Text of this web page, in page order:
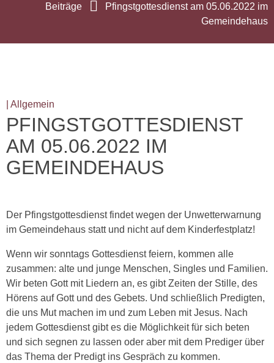
Beiträge
Pfingstgottesdienst am 05.06.2022 im
Gemeindehaus
| Allgemein
PFINGSTGOTTESDIENST
AM 05.06.2022 IM
GEMEINDEHAUS
Der Pfingstgottesdienst findet wegen der Unwetterwarnung
im Gemeindehaus statt und nicht auf dem Kinderfestplatz!
Wenn wir sonntags Gottesdienst feiern, kommen alle
zusammen: alte und junge Menschen, Singles und Familien.
Wir beten Gott mit Liedern an, es gibt Zeiten der Stille, des
Hörens auf Gott und des Gebets. Und schließlich Predigten,
die uns Mut machen im und zum Leben mit Jesus. Nach
jedem Gottesdienst gibt es die Möglichkeit für sich beten
und sich segnen zu lassen oder aber mit dem Prediger über
das Thema der Predigt ins Gespräch zu kommen.